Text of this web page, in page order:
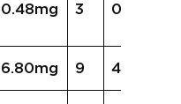
0.48mg 3 0.21mg
6.80mg 9 4.47mg